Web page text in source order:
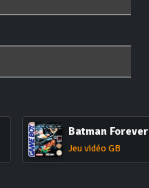
Batman Forever
Jeu vidéo GB